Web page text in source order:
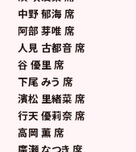
中野 郁海 席
阿部 芽唯 席
人見 古都音 席
谷 優里 席
下尾 みう 席
濱松 里緒菜 席
行天 優莉奈 席
高岡 薫 席
廣瀬 なつき 席